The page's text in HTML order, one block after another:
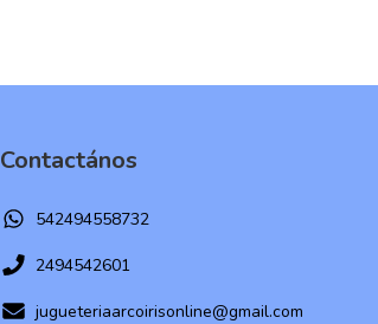
Contactános
542494558732
2494542601
jugueteriaarcoirisonline@gmail.com